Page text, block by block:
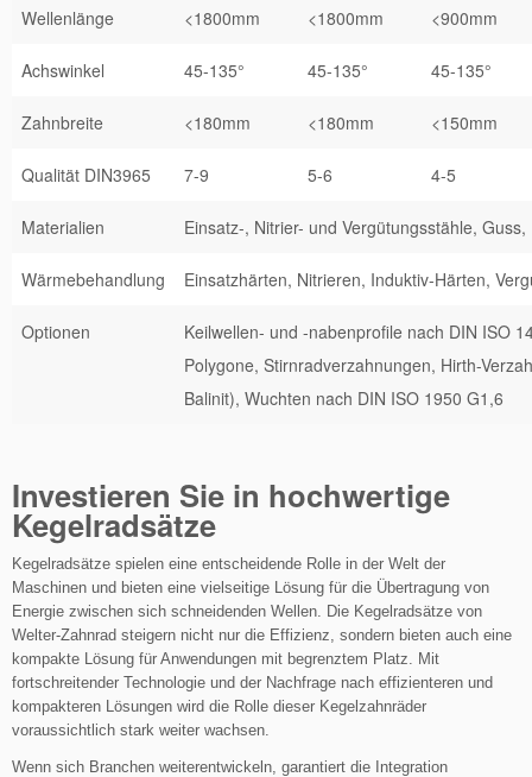
Wellenlänge <1800mm <1800mm <900mm
Achswinkel 45-135° 45-135° 45-135°
Zahnbreite <180mm <180mm <150mm
Qualität DIN3965 7-9 5-6 4-5
Materialien Einsatz-, Nitrier- und Vergütungsstähle,
Wärmebehandlung Einsatzhärten, Nitrieren, Induktiv-Härten,
Optionen
Keilwellen- und -nabenprofile nach DIN ISO
Polygone, Stirnradverzahnungen, Hirth-
Balinit), Wuchten nach DIN ISO 1950 G1,6
Investieren Sie in hochwertige
Kegelradsätze
Kegelradsätze spielen eine entscheidende Rolle in der Welt der
Maschinen und bieten eine vielseitige Lösung für die Übertragung von
Energie zwischen sich schneidenden Wellen. Die Kegelradsätze von
Welter-Zahnrad steigern nicht nur die Effizienz, sondern bieten auch eine
kompakte Lösung für Anwendungen mit begrenztem Platz. Mit
fortschreitender Technologie und der Nachfrage nach effizienteren und
kompakteren Lösungen wird die Rolle dieser Kegelzahnräder
voraussichtlich stark weiter wachsen.
Wenn sich Branchen weiterentwickeln, garantiert die Integration